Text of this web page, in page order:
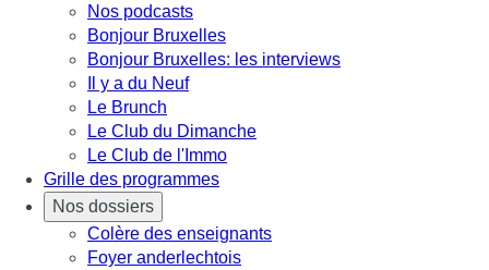
Nos podcasts
Bonjour Bruxelles
Bonjour Bruxelles: les interviews
Il y a du Neuf
Le Brunch
Le Club du Dimanche
Le Club de l'Immo
Grille des programmes
Nos dossiers
Colère des enseignants
Foyer anderlechtois